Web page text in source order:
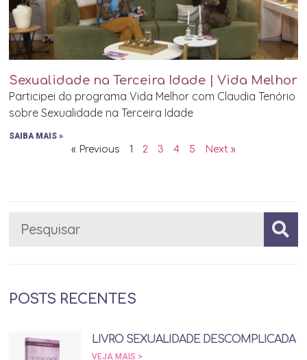
Sexualidade na Terceira Idade | Vida Melhor
Participei do programa Vida Melhor com Claudia Tenório
sobre Sexualidade na Terceira Idade
SAIBA MAIS »
« Previous 1 2 3 4 5 Next »
POSTS RECENTES
LIVRO SEXUALIDADE DESCOMPLICADA
VEJA MAIS >